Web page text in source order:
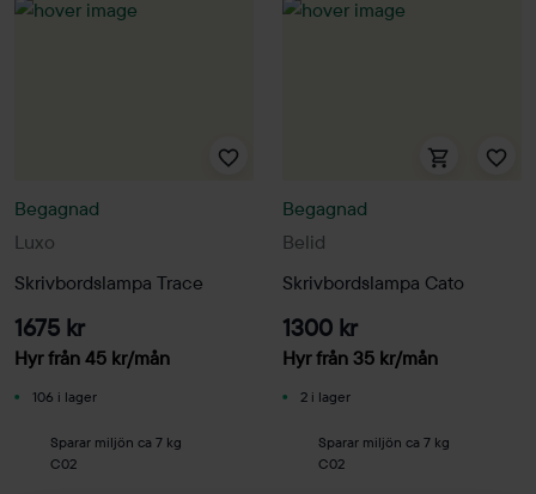
Luxo
Begagnad
Skrivbordslampa Trace
1675 kr
Hyr från 45 kr/mån
106 i lager
Sparar miljön ca 7 kg
C02
Belid
Begagnad
Skrivbordslampa Cato
1300 kr
Hyr från 35 kr/mån
2 i lager
Sparar miljön ca 7 kg
C02